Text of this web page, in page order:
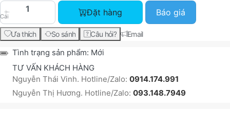
Cái
Máy in kim Epson LQ-2090II Dot Matrix Printer
Đặt hàng Báo giá
Ưa thích So sánh Câu hỏi? Email
Tình trạng sản phẩm: Mới
TƯ VẤN KHÁCH HÀNG
Nguyễn Thái Vinh. Hotline/Zalo: 0914.174.991
Nguyễn Thị Hương. Hotline/Zalo: 093.148.7949